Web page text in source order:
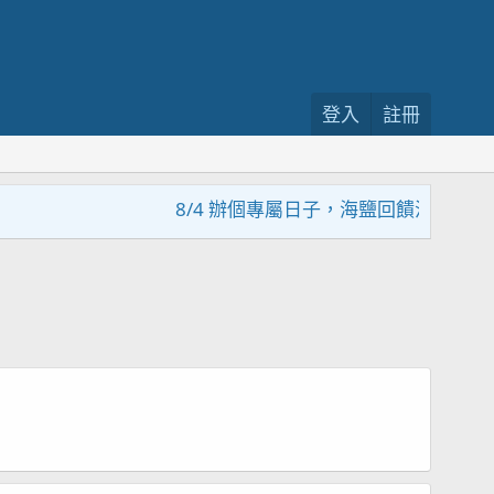
登入 註冊
8/4 辦個專屬日子，海鹽回饋活動，大家